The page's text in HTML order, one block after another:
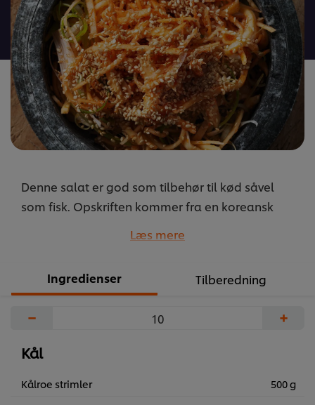
for
denne
recipe
Denne salat er god som tilbehør til kød såvel
som fisk. Opskriften kommer fra en koreansk
traditionel koreansk salat. Her fandt hun kålroen,
En nyfortolkning af en rodfrugt, som anvendes alt
Læs mere
Ingredienser Tilberedning
− +
Kål
Kålroe strimler
500 g